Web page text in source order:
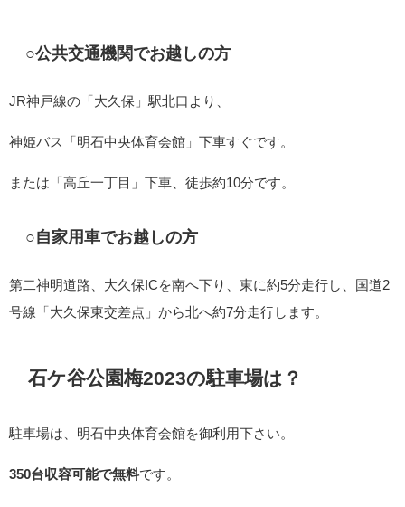
○公共交通機関でお越しの方
JR神戸線の「大久保」駅北口より、
神姫バス「明石中央体育会館」下車すぐです。
または「高丘一丁目」下車、徒歩約10分です。
○自家用車でお越しの方
第二神明道路、大久保ICを南へ下り、東に約5分走行し、国道2
号線「大久保東交差点」から北へ約7分走行します。
石ケ谷公園梅2023の駐車場は？
駐車場は、明石中央体育会館を御利用下さい。
350台収容可能で無料です。